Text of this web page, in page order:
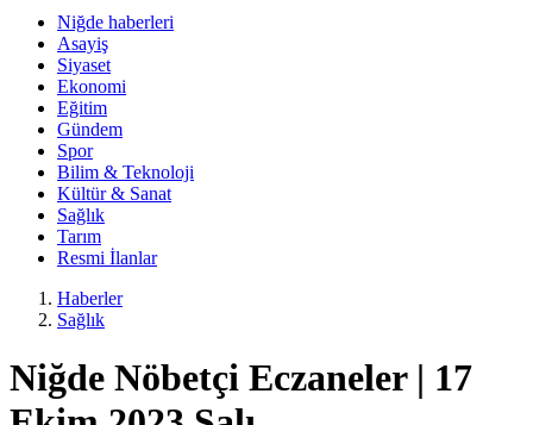
Niğde haberleri
Asayiş
Siyaset
Ekonomi
Eğitim
Gündem
Spor
Bilim & Teknoloji
Kültür & Sanat
Sağlık
Tarım
Resmi İlanlar
Haberler
Sağlık
Niğde Nöbetçi Eczaneler | 17